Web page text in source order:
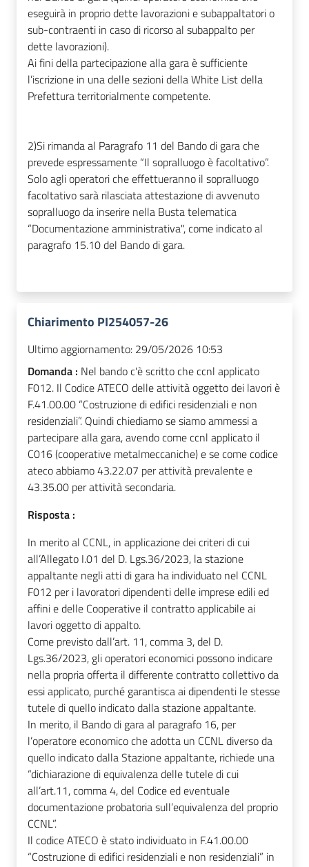
eseguirà in proprio dette lavorazioni e subappaltatori o
sub-contraenti in caso di ricorso al subappalto per
dette lavorazioni).
Ai fini della partecipazione alla gara è sufficiente
l’iscrizione in una delle sezioni della White List della
Prefettura territorialmente competente.
2)Si rimanda al Paragrafo 11 del Bando di gara che
prevede espressamente “Il sopralluogo è facoltativo”.
Solo agli operatori che effettueranno il sopralluogo
facoltativo sarà rilasciata attestazione di avvenuto
sopralluogo da inserire nella Busta telematica
“Documentazione amministrativa", come indicato al
paragrafo 15.10 del Bando di gara.
Chiarimento PI254057-26
Ultimo aggiornamento: 29/05/2026 10:53
Domanda : Nel bando c'è scritto che ccnl applicato
F012. Il Codice ATECO delle attività oggetto dei lavori è
F.41.00.00 “Costruzione di edifici residenziali e non
residenziali”. Quindi chiediamo se siamo ammessi a
partecipare alla gara, avendo come ccnl applicato il
C016 (cooperative metalmeccaniche) e se come codice
ateco abbiamo 43.22.07 per attività prevalente e
43.35.00 per attività secondaria.
Risposta :
In merito al CCNL, in applicazione dei criteri di cui
all’Allegato I.01 del D. Lgs.36/2023, la stazione
appaltante negli atti di gara ha individuato nel CCNL
F012 per i lavoratori dipendenti delle imprese edili ed
affini e delle Cooperative il contratto applicabile ai
lavori oggetto di appalto.
Come previsto dall’art. 11, comma 3, del D.
Lgs.36/2023, gli operatori economici possono indicare
nella propria offerta il differente contratto collettivo da
essi applicato, purché garantisca ai dipendenti le stesse
tutele di quello indicato dalla stazione appaltante.
In merito, il Bando di gara al paragrafo 16, per
l’operatore economico che adotta un CCNL diverso da
quello indicato dalla Stazione appaltante, richiede una
“dichiarazione di equivalenza delle tutele di cui
all’art.11, comma 4, del Codice ed eventuale
documentazione probatoria sull’equivalenza del proprio
CCNL”.
Il codice ATECO è stato individuato in F.41.00.00
“Costruzione di edifici residenziali e non residenziali” in